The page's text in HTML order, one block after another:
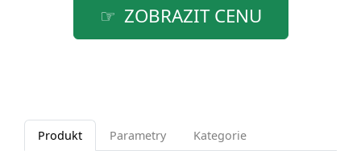
ZOBRAZIT CENU
Produkt Parametry Kategorie